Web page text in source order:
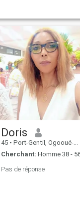
direction.
Doris
45 • Port-Gentil, Ogooué-Maritime, Gabon
Cherchant: Homme 38 -
Pas de réponse